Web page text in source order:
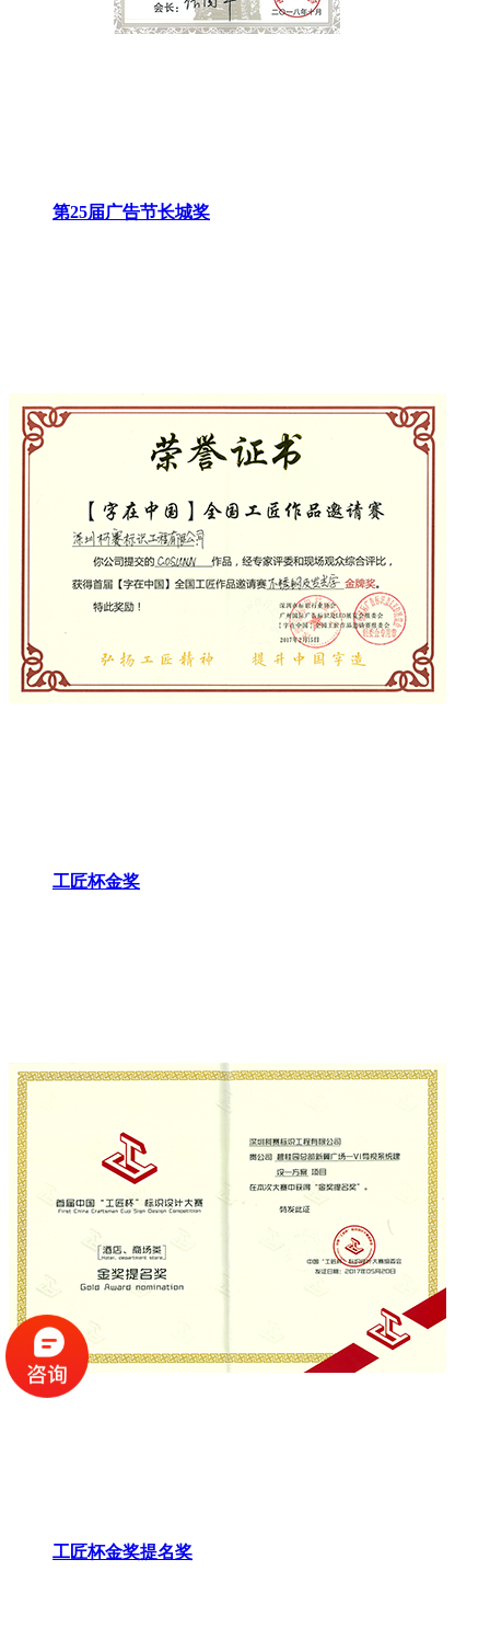
第25届广告节长城奖
工匠杯金奖
工匠杯金奖提名奖